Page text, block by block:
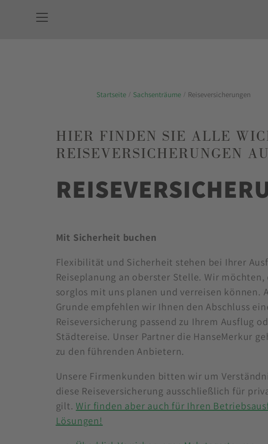
Startseite Sachsenträume Reiseversicherungen
HIER FINDEN SIE ALLE
REISEVERSICHERUNGEN
Mit Sicherheit buchen
Flexibilität und Sicherheit stehen bei Ihrer
Reiseplanung an oberster Stelle. Wir möchten,
sorglos mit uns planen und verreisen können.
Grunde empfehlen wir Ihnen den Abschluss
Reiseversicherung passend zu Ihrem Ausflug
Städtereise. Unser Partner die HanseMerkur
zu den führenden Anbietern.
Unsere Firmenkunden bitten wir um
diese Reiseversicherung ausschließlich für
gilt.Wir finden aber auch für Ihren
Lösungen!